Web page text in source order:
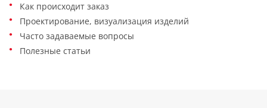
Как происходит заказ
Проектирование, визуализация изделий
Часто задаваемые вопросы
Полезные статьи